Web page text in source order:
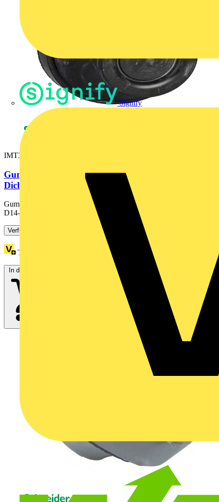
Signify
IMT37312
Gummidurchführung TET 14-20C
Dichtungsbereich M29, Kabel D14-20mm schwarz...
Gummidurchführung TET 14-20C Dichtungsbereich M29, Kabel
D14-20mm schwarz VPE 50 Stück. Material CR (Chlorophen...
Verfügbar: 2 Händler
Treuepunkte:
In den Warenkorb